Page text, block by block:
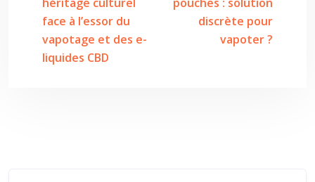
face à l’essor du
vapotage et des e-
liquides CBD
discrète pour
vapoter ?